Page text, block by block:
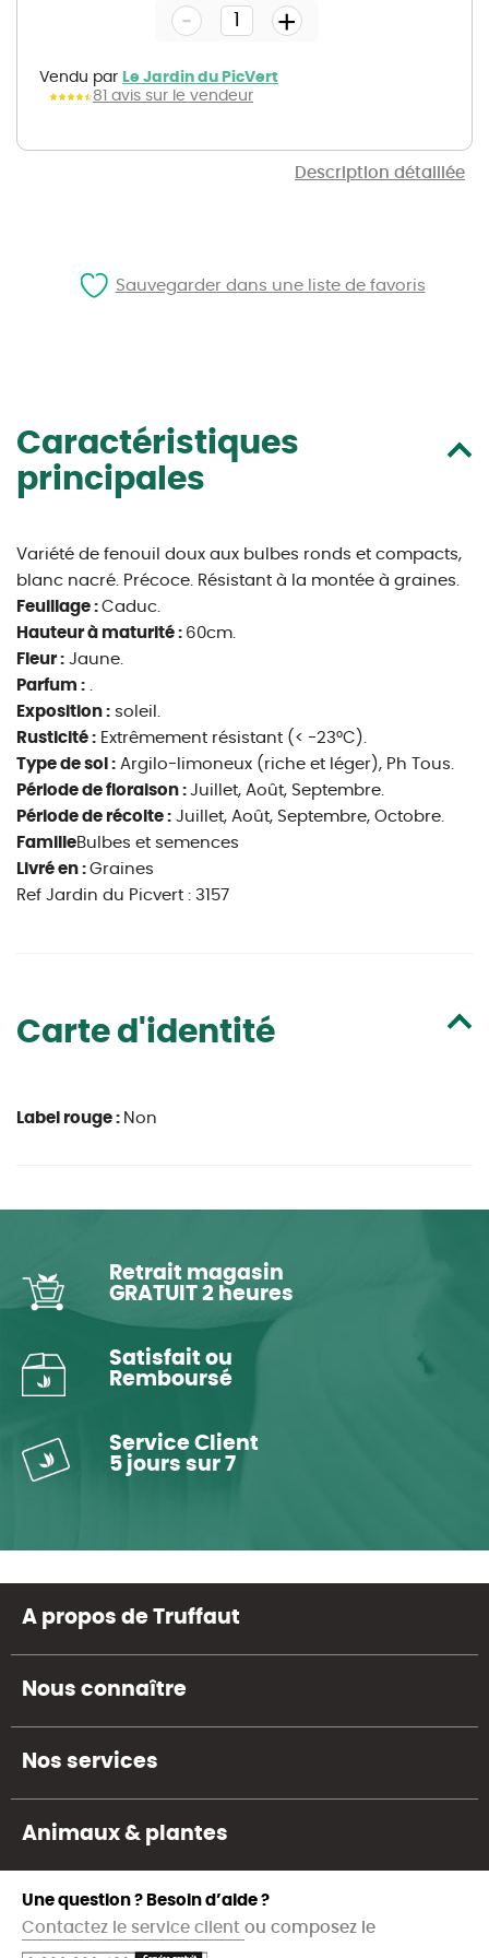
Description détaillée
gallery
Vendu par Le Jardin du PicVert
81 avis sur le vendeur
- +
Caractéristiques
principales
Variété de fenouil doux aux bulbes ronds et compacts,
blanc nacré. Précoce. Résistant à la montée à graines.
Feuillage : Caduc.
Hauteur à maturité : 60cm.
Fleur : Jaune.
Parfum : .
Exposition : soleil.
Rusticité : Extrêmement résistant (< -23°C).
Type de sol : Argilo-limoneux (riche et léger), Ph Tous.
Période de floraison : Juillet, Août, Septembre.
Période de récolte : Juillet, Août, Septembre, Octobre.
FamilleBulbes et semences
Livré en : Graines
Ref Jardin du Picvert : 3157
Carte d'identité
Label rouge : Non
Sauvegarder dans une liste de favoris
Retrait magasin
GRATUIT 2 heures
Satisfait ou
Remboursé
Service Client
5 jours sur 7
A propos de Truffaut
Nous connaître
Nos services
Animaux & plantes
Une question ? Besoin d’aide ?
Contactez le service client ou composez le